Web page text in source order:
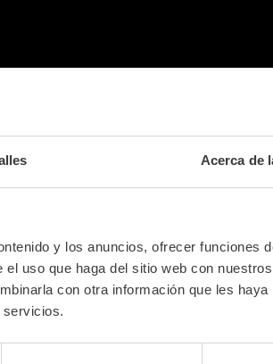
Acerca de
y los anuncios, ofrecer funciones
uso que haga del sitio web con
con otra información que les haya
servicios.